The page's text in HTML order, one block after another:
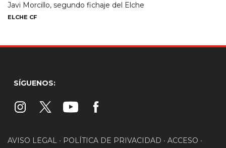
Javi Morcillo, segundo fichaje del Elche
ELCHE CF
SÍGUENOS:
AVISO LEGAL • POLÍTICA DE PRIVACIDAD • ACCESO •